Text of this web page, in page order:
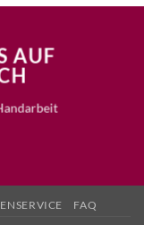
AUF
FAQ